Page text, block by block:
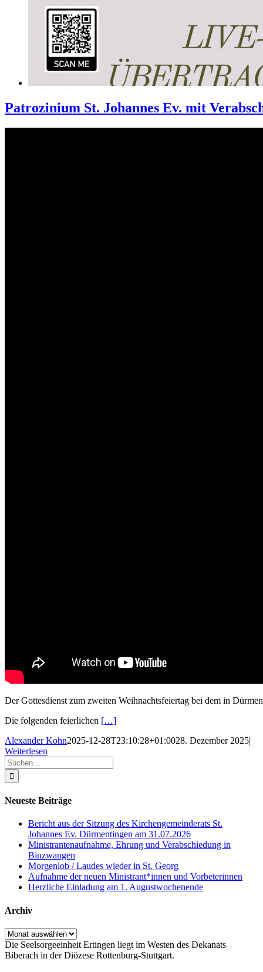
Patrozinium St. Johannes Ev. mit
Der Gottesdienst zum zweiten Weihnachtsfeiertag bei dem in
Die folgenden feierlichen […]
Alexander Kohn2025-12-28T23:10:28+01:0028. Dezember 2025|
Weiterlesen
Suche
nach:
Neueste Beiträge
Bericht aus der Sitzung des Kirchengemeinderats St.
Johannes Ev. Dürmentingen am 31.07.2026
Ministrantenaufnahme, Ehrung und Verabschiedung in
Binzwangen
Morgenlob / Laudes wieder in St. Georg
Aufnahme der neuen Ministrant*innen und Vorbeterinnen
Herzliche Einladung am 1. Augustwochenende
Archiv
Archiv
Die Seelsorgeeinheit Ertingen liegt im Westen des Dekanats
Biberach in der Diözese Rottenburg-Stuttgart.